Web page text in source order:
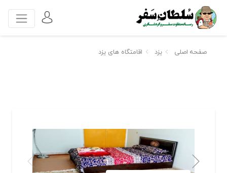
صفحه اصلی یزد اقامتگاه های یزد